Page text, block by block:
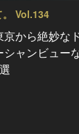
。 Vol.134
から絶妙な
ャンビュー